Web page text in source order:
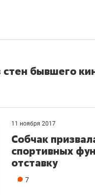
бывшего
11 ноября 2017
Собчак
спортивных
отставку
7